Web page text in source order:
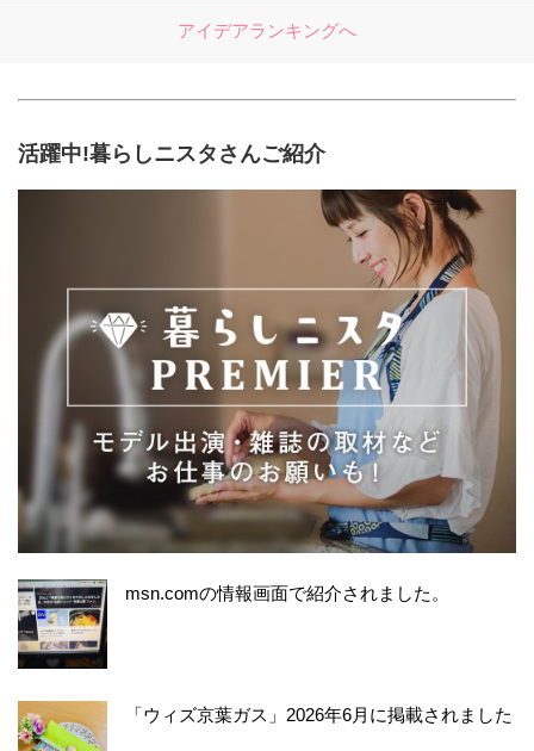
アイデアランキングへ
活躍中!暮らしニスタさんご紹介
msn.comの情報画面で紹介されました。
「ウィズ京葉ガス」2026年6月に掲載されました